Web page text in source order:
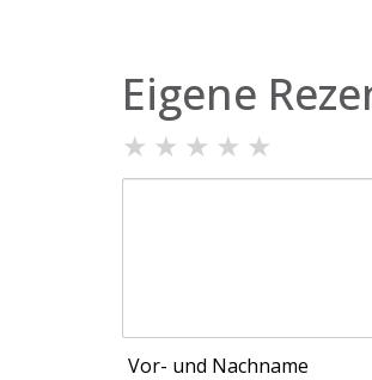
Eigene
★ ★ ★ ★ ★
Vor- und Nachname